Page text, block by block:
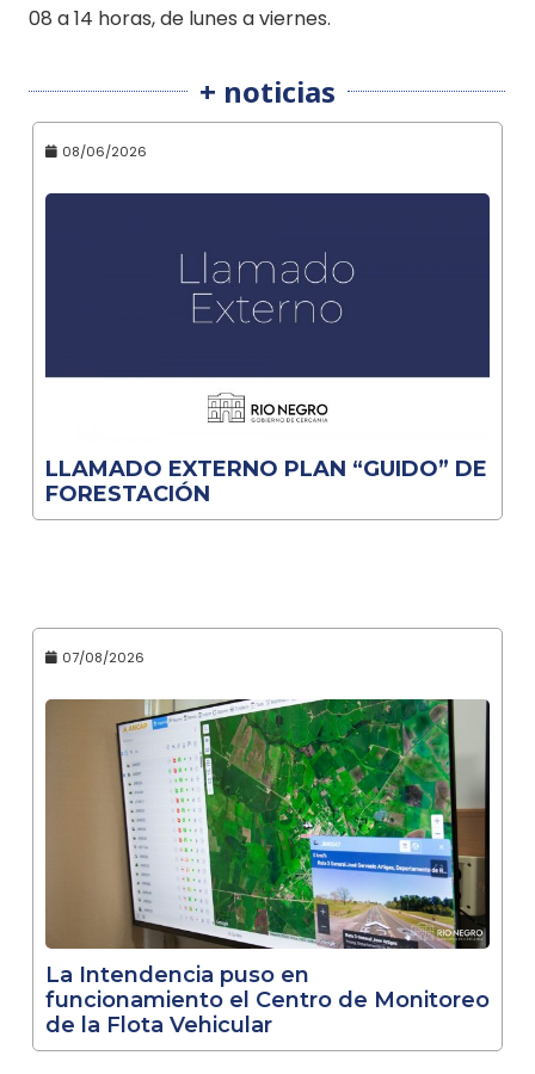
08 a 14 horas, de lunes a viernes.
+ noticias
08/06/2026
LLAMADO EXTERNO PLAN “GUIDO” DE
FORESTACIÓN
07/08/2026
La Intendencia puso en
funcionamiento el Centro de Monitoreo
de la Flota Vehicular